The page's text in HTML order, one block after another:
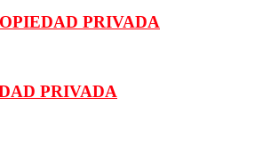
PRIVADA
PRIVADA